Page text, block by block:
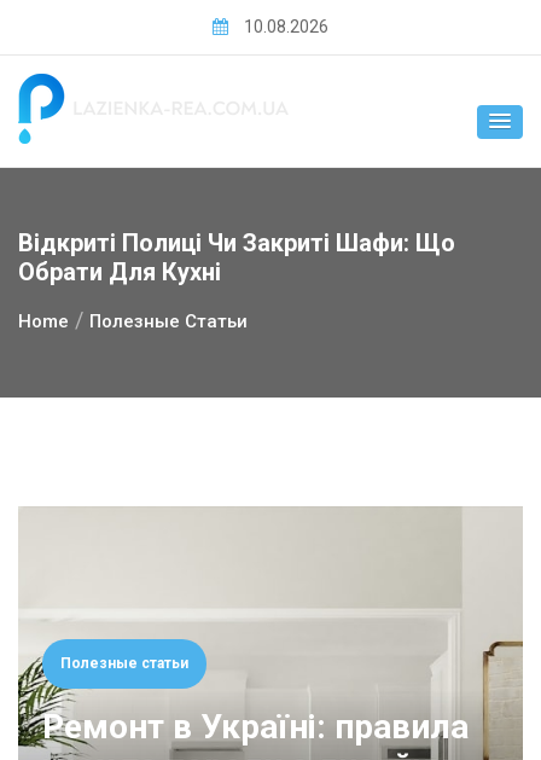
content
10.08.2026
Відкриті Полиці Чи Закриті Шафи: Що
Обрати Для Кухні
Home Полезные Статьи
Полезные статьи
Ремонт в Україні: правила